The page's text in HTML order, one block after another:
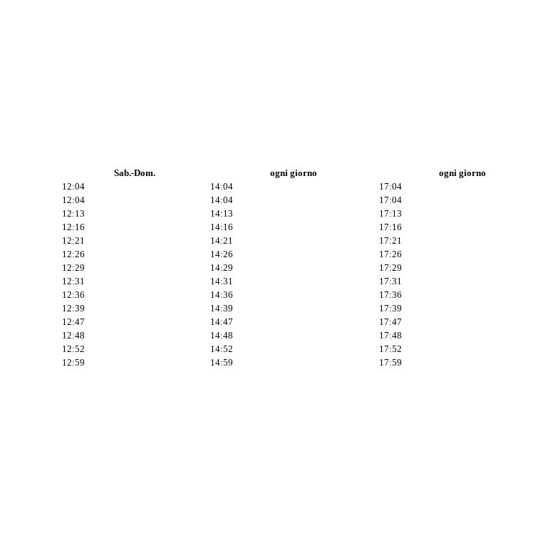
Sab.-Dom. ogni giorno
ogni giorno
12:04 14:04
17:04
12:04 14:04
17:04
12:13 14:13
17:13
12:16 14:16
17:16
12:21 14:21
17:21
12:26 14:26
17:26
12:29 14:29
17:29
12:31 14:31
17:31
12:36 14:36
17:36
12:39 14:39
17:39
12:47 14:47
17:47
12:48 14:48
17:48
12:52 14:52
17:52
12:59 14:59 17:59